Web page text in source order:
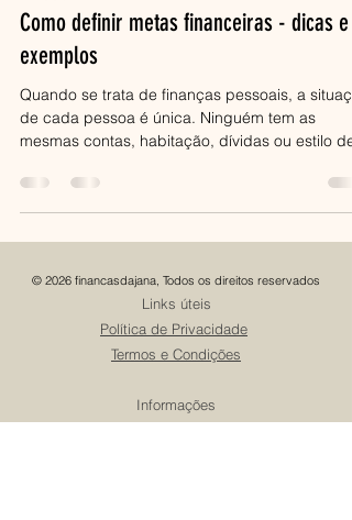
Como definir metas financeiras - dicas e
exemplos
Quando se trata de finanças pessoais, a
de cada pessoa é única. Ninguém tem as
mesmas contas, habitação, dívidas ou estilo
© 2026 financasdajana, Todos os direitos reservados​
Links úteis
Política de Privacidade
Termos e Condições
Informações